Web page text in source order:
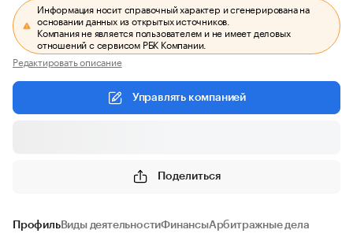
Информация носит справочный характер и сгенерирована на
основании данных из открытых источников.
Компания не является пользователем и не имеет деловых
отношений с сервисом РБК Компании.
Редактировать описание
Управлять компанией
Поделиться
ПрофильВиды деятельностиФинансыАрбитражные дела